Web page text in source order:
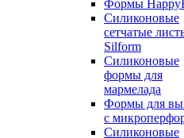
Формы
Силиконовые
сетчатые
Silform
Силиконовые
формы для
мармелада
Формы для
с
Силиконовые